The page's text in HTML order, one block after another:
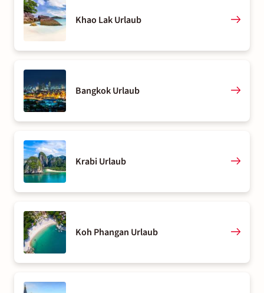
Khao Lak Urlaub
Bangkok Urlaub
Krabi Urlaub
Koh Phangan Urlaub